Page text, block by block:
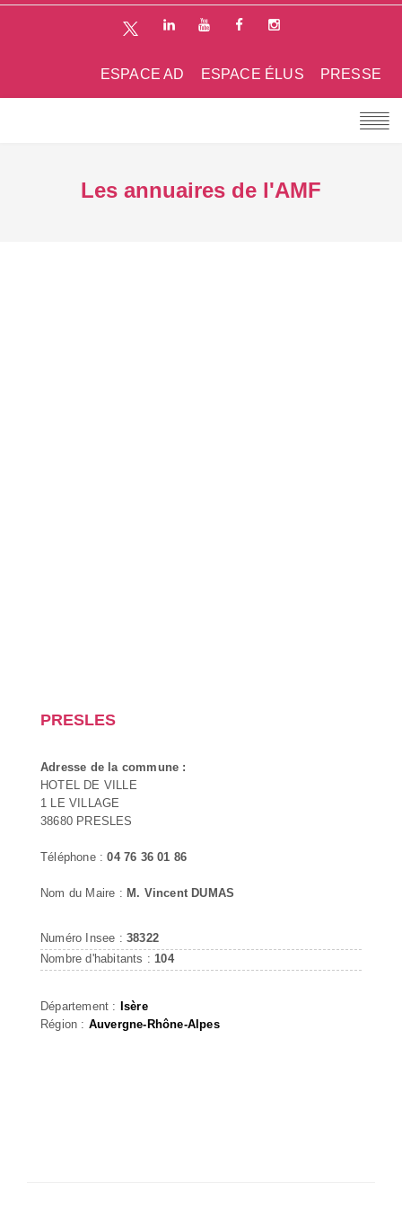
PRESSE
ESPACE ÉLUS
ESPACE AD
Les annuaires de l'AMF
PRESLES
Adresse de la commune :
HOTEL DE VILLE
1 LE VILLAGE
38680 PRESLES
Téléphone :04 76 36 01 86
Nom du Maire : M. Vincent DUMAS
Numéro Insee : 38322
Nombre d'habitants : 104
Département : Isère
Région : Auvergne-Rhône-Alpes